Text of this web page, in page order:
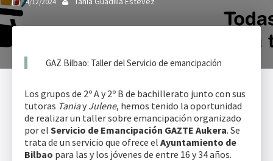
GAZ Bilbao: Taller del Servicio de emancipación
Los grupos de 2º A y 2º B de bachillerato junto con sus
tutoras Taniay Julene, hemos tenido la oportunidad
de realizar un taller sobre emancipación organizado
por el Servicio de Emancipación GAZTE Aukera. Se
trata de un servicio que ofrece el Ayuntamiento de
Bilbao para las y los jóvenes de entre 16 y 34 años.